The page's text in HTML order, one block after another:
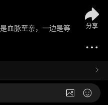
血脉至亲，一边是等
分享